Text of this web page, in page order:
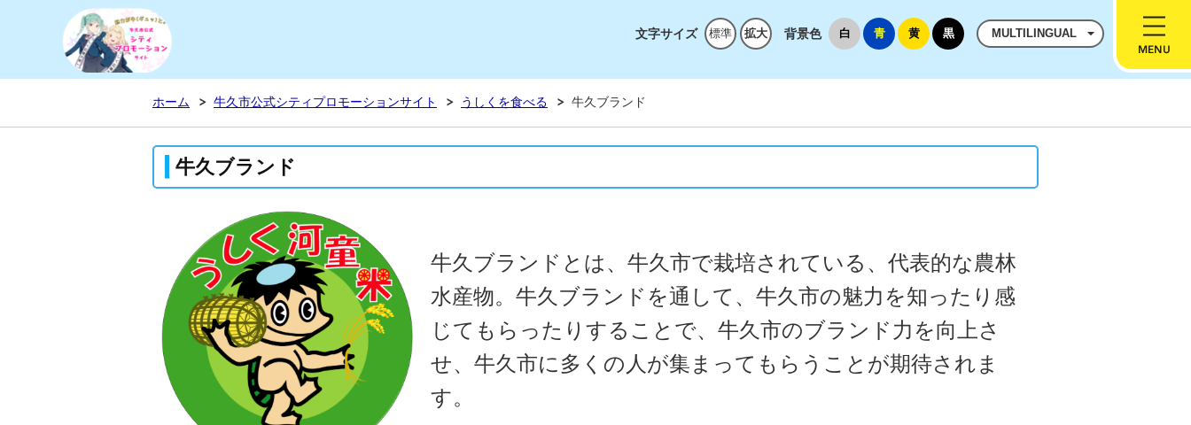
文字サイズ 標準 拡大 背景色 白 青 黄 黒 MULTILINGUAL
ホーム 牛久市公式シティプロモーションサイト うしくを食べる 牛久ブランド
牛久ブランド
牛久ブランドとは、牛久市で栽培されている、代表的な農林
水産物。牛久ブランドを通して、牛久市の魅力を知ったり感
じてもらったりすることで、牛久市のブランド力を向上さ
せ、牛久市に多くの人が集まって もらうことが期待されま
す。